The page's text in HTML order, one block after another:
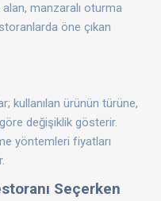
manzaralı oturma
öne çıkan
kullanılan ürünün türüne,
değişiklik gösterir.
yöntemleri fiyatları
Seçerken